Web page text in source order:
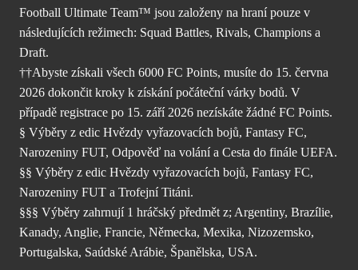
Football Ultimate Team™ jsou založeny na hraní pouze v
následujících režimech: Squad Battles, Rivals, Champions a
Draft.
††Abyste získali všech 6000 FC Points, musíte do 15. června
2026 dokončit kroky k získání počáteční várky bodů. V
případě registrace po 15. září 2026 nezískáte žádné FC Points.
§ Výběry z edic Hvězdy vyřazovacích bojů, Fantasy FC,
Narozeniny FUT, Odpověď na volání a Cesta do finále UEFA.
§§ Výběry z edic Hvězdy vyřazovacích bojů, Fantasy FC,
Narozeniny FUT a Trofejní Titáni.
§§§ Výběry zahrnují 1 hráčský předmět z; Argentiny, Brazílie,
Kanady, Anglie, Francie, Německa, Mexika, Nizozemsko,
Portugalska, Saúdské Arábie, Španělska, USA.